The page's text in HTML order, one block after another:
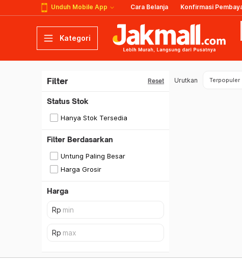
Unduh Mobile App Cara Belanja Konfirmasi
Kategori
Filter Reset
Status Stok
Hanya Stok Tersedia
Filter Berdasarkan
Untung Paling Besar
Harga Grosir
Harga
Urutkan Terpopuler